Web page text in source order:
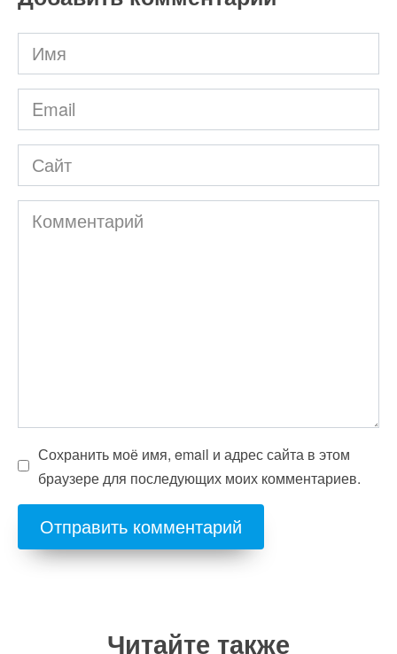
Имя
*
Email
*
Сайт
Комментарий
Сохранить моё имя, email и адрес сайта в этом
браузере для последующих моих комментариев.
Читайте также